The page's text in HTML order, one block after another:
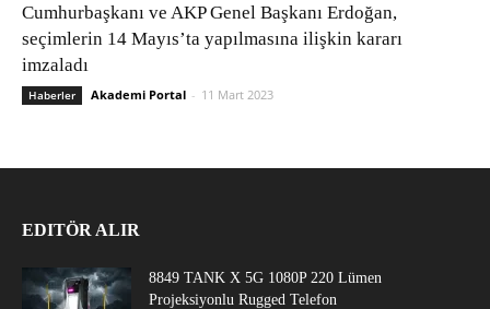
Cumhurbaşkanı ve AKP Genel Başkanı Erdoğan,
seçimlerin 14 Mayıs’ta yapılmasına ilişkin kararı
imzaladı
Haberler Akademi Portal - 11 Mart 2023
EDITÖR ALIR
8849 TANK X 5G 1080P 220 Lümen
Projeksiyonlu Rugged Telefon